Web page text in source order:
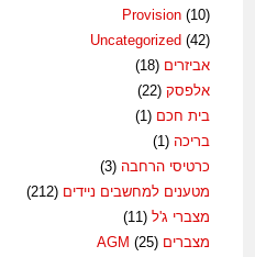
Provision (10)
Uncategorized (42)
אביזרים (18)
אלפסק (22)
בית חכם (1)
בריכה (1)
כרטיסי הרחבה (3)
מטענים למחשבים ניידים (212)
מצברי ג'ל (11)
מצברים AGM(25)